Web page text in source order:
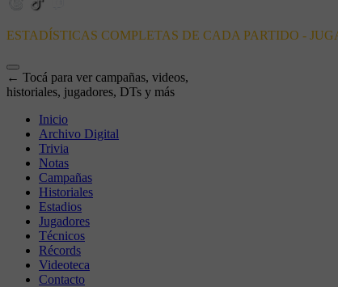
ESTADÍSTICAS COMPLETAS DE CADA PARTIDO -
← Tocá para ver campañas, videos,
historiales, jugadores, DTs y más
Inicio
Archivo Digital
Trivia
Notas
Campañas
Historiales
Estadios
Jugadores
Técnicos
Récords
Videoteca
Contacto